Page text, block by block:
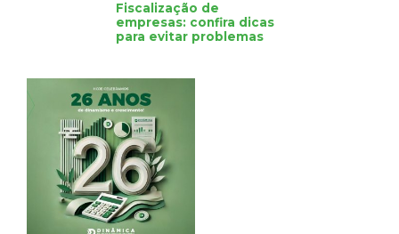
Fiscalização de
empresas: confira dicas
para evitar problemas